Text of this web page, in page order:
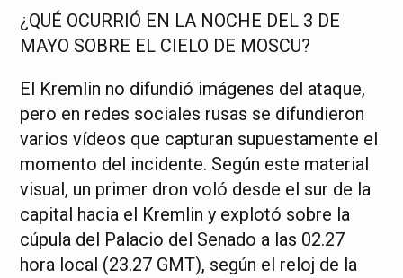
¿QUÉ OCURRIÓ EN LA NOCHE DEL 3 DE
MAYO SOBRE EL CIELO DE MOSCU?
El Kremlin no difundió imágenes del ataque,
pero en redes sociales rusas se difundieron
varios vídeos que capturan supuestamente el
momento del incidente. Según este material
visual, un primer dron voló desde el sur de la
capital hacia el Kremlin y explotó sobre la
cúpula del Palacio del Senado a las 02.27
hora local (23.27 GMT), según el reloj de la